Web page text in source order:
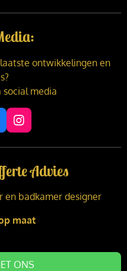
ontwikkelingen en
social media
I
n
s
a
r
a
Advies
en badkamer designer
maat
ONS